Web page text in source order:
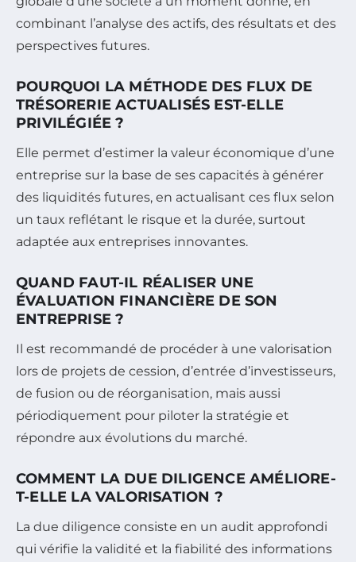
combinant l’analyse des actifs, des résultats et des
perspectives futures.
POURQUOI LA MÉTHODE DES FLUX DE
TRÉSORERIE ACTUALISÉS EST-ELLE
PRIVILÉGIÉE ?
Elle permet d’estimer la valeur économique d’une
entreprise sur la base de ses capacités à générer
des liquidités futures, en actualisant ces flux selon
un taux reflétant le risque et la durée, surtout
adaptée aux entreprises innovantes.
QUAND FAUT-IL RÉALISER UNE
ÉVALUATION FINANCIÈRE DE SON
ENTREPRISE ?
Il est recommandé de procéder à une valorisation
lors de projets de cession, d’entrée d’investisseurs,
de fusion ou de réorganisation, mais aussi
périodiquement pour piloter la stratégie et
répondre aux évolutions du marché.
COMMENT LA DUE DILIGENCE AMÉLIORE-
T-ELLE LA VALORISATION ?
La due diligence consiste en un audit approfondi
qui vérifie la validité et la fiabilité des informations